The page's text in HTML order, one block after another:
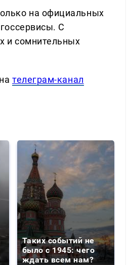
на официальных
С
и сомнительных
телеграм-канал
Таких событий не
было с 1945: чего
ждать всем нам?